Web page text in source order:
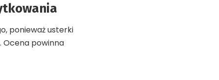
ponieważ usterki
Ocena powinna